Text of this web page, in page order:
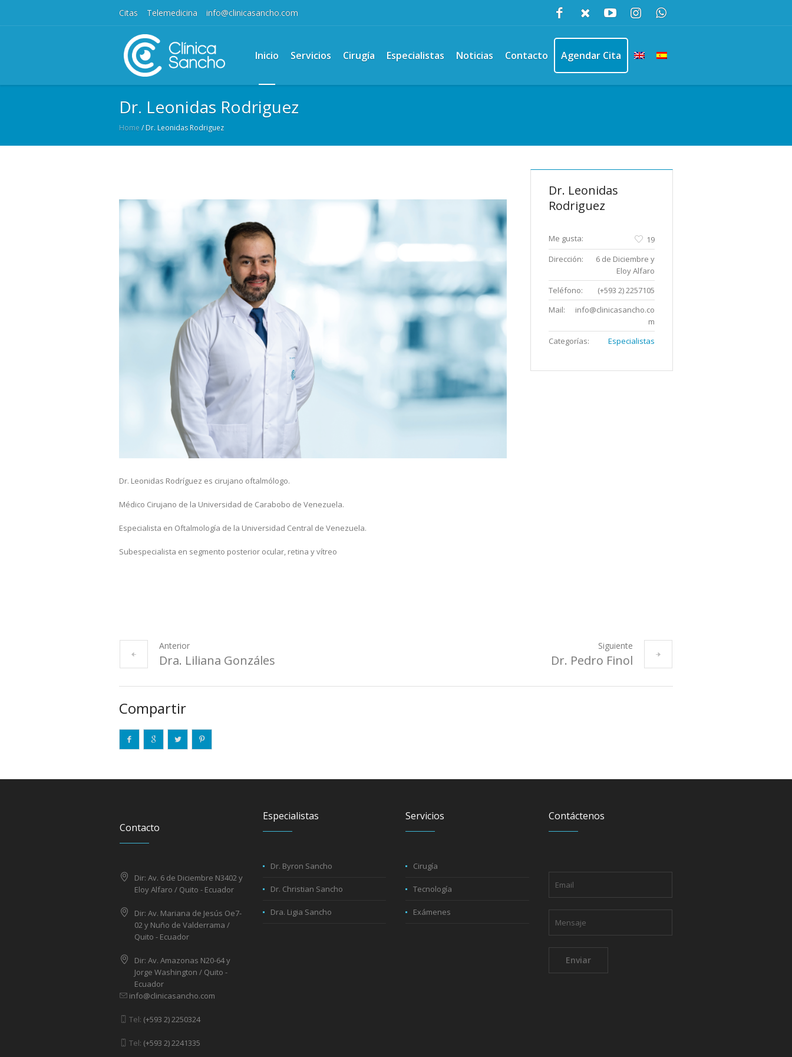
Citas Telemedicina info@clinicasancho.com
Inicio Servicios Cirugía Especialistas Noticias Contacto Agendar Cita
Dr. Leonidas Rodriguez
Home /Dr. Leonidas Rodriguez
Dr. Leonidas Rodríguez es cirujano oftalmólogo.
Médico Cirujano de la Universidad de Carabobo de Venezuela.
Especialista en Oftalmología de la Universidad Central de Venezuela.
Subespecialista en segmento posterior ocular, retina y vítreo
Dr. Leonidas
Rodriguez
Me gusta:
19
Dirección:
6 de Diciembre y
Eloy Alfaro
Teléfono:
(+593 2) 2257105
Mail:
info@clinicasancho.co
m
Categorías:
Especialistas
Anterior
Dra. Liliana Gonzáles
Siguiente
Dr. Pedro Finol
Compartir
Contacto
Dir: Av. 6 de Diciembre N3402 y
Eloy Alfaro / Quito - Ecuador
Dir: Av. Mariana de Jesús Oe7-
02 y Nuño de Valderrama /
Quito - Ecuador
Dir: Av. Amazonas N20-64 y
Jorge Washington / Quito -
Ecuador
info@clinicasancho.com
Tel: (+593 2) 2250324
Tel: (+593 2) 2241335
Especialistas
Dr. Byron Sancho
Dr. Christian Sancho
Dra. Ligia Sancho
Servicios
Cirugía
Tecnología
Exámenes
Contáctenos